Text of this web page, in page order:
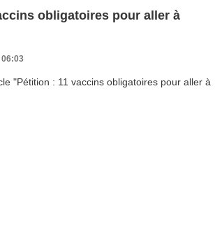
de bêtes, sang, air, filaments
obligatoires pour aller à
06:03